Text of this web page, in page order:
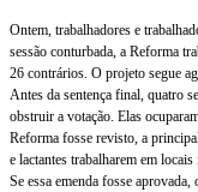
Ontem, trabalhadores e
sessão conturbada, a Reforma
26 contrários. O projeto segue
Antes da sentença final, quatro
obstruir a votação. Elas
Reforma fosse revisto, a
e lactantes trabalharem em locais
Se essa emenda fosse